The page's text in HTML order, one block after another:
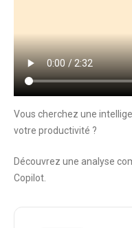
Vous cherchez une
votre productivité ?
Découvrez une analyse
Copilot.